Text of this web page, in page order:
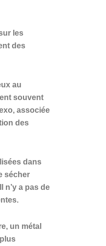
les
des
au
souvent
associée
des
dans
sécher
n’y a pas de
un métal